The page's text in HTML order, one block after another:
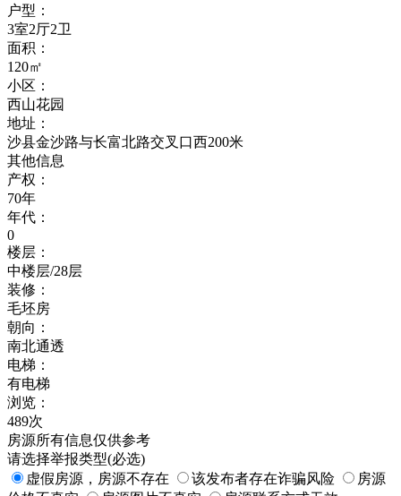
户型：
3室2厅2卫
面积：
120㎡
小区：
西山花园
地址：
沙县金沙路与长富北路交叉口西200米
其他信息
产权：
70年
年代：
0
楼层：
中楼层/28层
装修：
毛坯房
朝向：
南北通透
电梯：
有电梯
浏览：
489次
房源所有信息仅供参考
请选择举报类型(必选)
虚假房源，房源不存在
该发布者存在诈骗风险
房源